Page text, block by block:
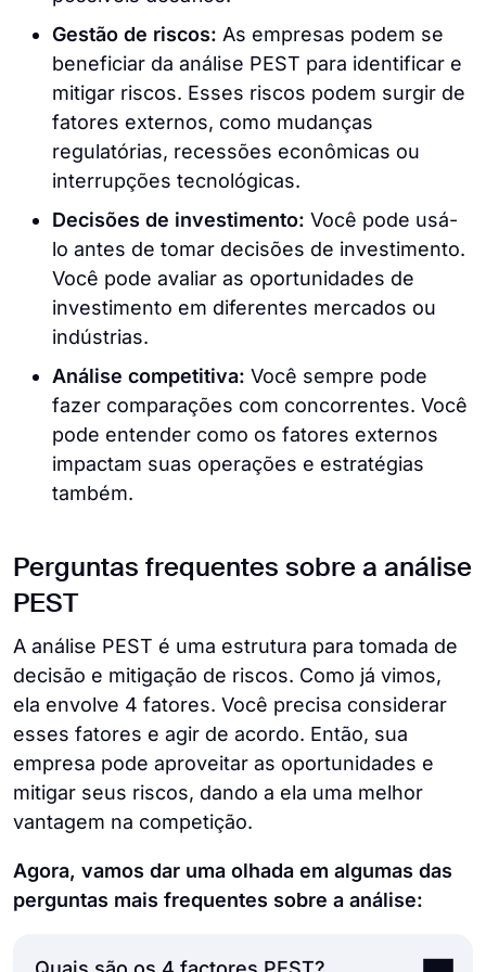
Gestão de riscos: As empresas podem se
beneficiar da análise PEST para identificar e
mitigar riscos. Esses riscos podem surgir de
fatores externos, como mudanças
regulatórias, recessões econômicas ou
interrupções tecnológicas.
Decisões de investimento: Você pode usá-
lo antes de tomar decisões de investimento.
Você pode avaliar as oportunidades de
investimento em diferentes mercados ou
indústrias.
Análise competitiva: Você sempre pode
fazer comparações com concorrentes. Você
pode entender como os fatores externos
impactam suas operações e estratégias
também.
Perguntas frequentes sobre a análise
PEST
A análise PEST é uma estrutura para tomada de
decisão e mitigação de riscos. Como já vimos,
ela envolve 4 fatores. Você precisa considerar
esses fatores e agir de acordo. Então, sua
empresa pode aproveitar as oportunidades e
mitigar seus riscos, dando a ela uma melhor
vantagem na competição.
Agora, vamos dar uma olhada em algumas das
perguntas mais frequentes sobre a análise: